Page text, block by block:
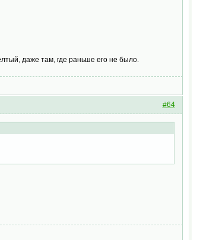
даже там, где раньше его не было.
#64